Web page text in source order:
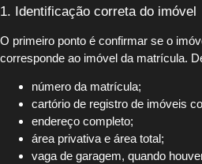
1. Identificação correta do imóvel
O primeiro ponto é confirmar se o
corresponde ao imóvel da matrícula.
número da matrícula;
cartório de registro de imóveis
endereço completo;
área privativa e área total;
vaga de garagem, quando